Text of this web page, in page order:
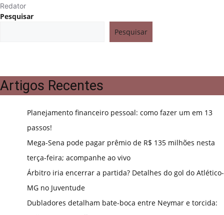
Redator
Pesquisar
Pesquisar
Artigos Recentes
Planejamento financeiro pessoal: como fazer um em 13
passos!
Mega-Sena pode pagar prêmio de R$ 135 milhões nesta
terça-feira; acompanhe ao vivo
Árbitro iria encerrar a partida? Detalhes do gol do Atlético-
MG no Juventude
Dubladores detalham bate-boca entre Neymar e torcida: